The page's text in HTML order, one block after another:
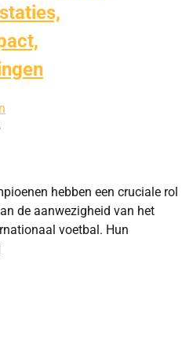
hebben een cruciale rol
de aanwezigheid van het
voetbal. Hun